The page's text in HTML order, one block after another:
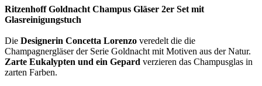
Ritzenhoff Goldnacht Champus Gläser 2er Set mit
Glasreinigungstuch
Die Designerin Concetta Lorenzo veredelt die die
Champagnergläser der Serie Goldnacht mit Motiven aus der Natur.
Zarte Eukalypten und ein Gepard verzieren das Champusglas in
zarten Farben.